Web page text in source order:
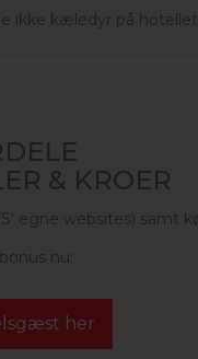
ikke kæledyr på
& KROER
egne websites) samt
nu:
her